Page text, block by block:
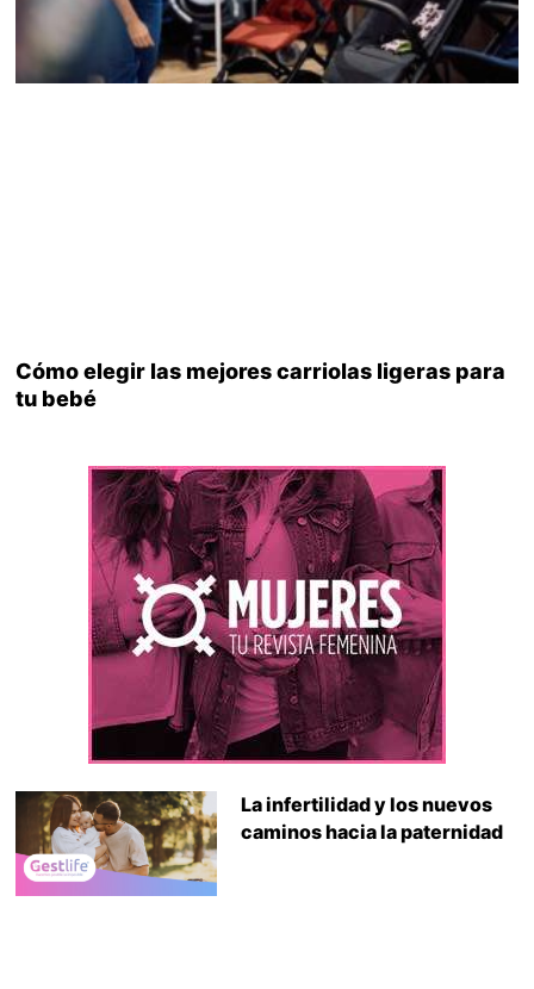
Cómo elegir las mejores carriolas ligeras para
tu bebé
La infertilidad y los nuevos
caminos hacia la paternidad